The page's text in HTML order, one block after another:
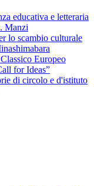
educativa e letteraria
Manzi
lo scambio culturale
Europeo
for Ideas”
di circolo e d'istituto